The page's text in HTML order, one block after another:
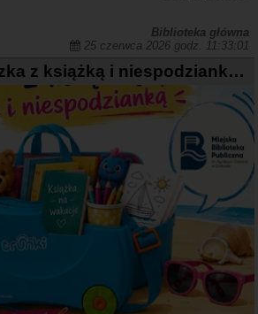
Biblioteka główna
25 czerwca 2026 godz. 11:33:01
Wakacyjna walizka z książką i niespodzianką - ruszamy 6 lipca!